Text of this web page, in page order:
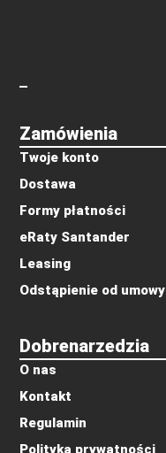
Dobrenarzedzia
O nas
Kontakt
Regulamin
Polityka prywatności
Zamówienia
Twoje konto
Dostawa
Formy płatności
eRaty Santander
Leasing
Odstąpienie od umowy